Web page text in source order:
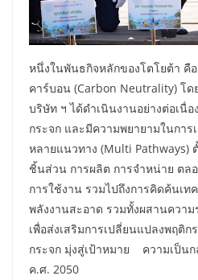
หนึ่งในพันธกิจหลักของโตโยต้า คื
คาร์บอน (Carbon Neutrality) โด
บริษัท ฯ ได้ดำเนินงานอย่างต่อเนื่
กระจก และมีความพยายามในกา
หลายแนวทาง (Multi Pathways)
ชิ้นส่วน การผลิต การจำหน่าย ตล
การใช้งาน รวมไปถึงการคิดค้นเ
พลังงานสะอาด รวมทั้งผสานควา
เพื่อส่งเสริมการเปลี่ยนแปลงพฤติ
กระจก มุ่งสู่เป้าหมาย ความเป็น
ค.ศ. 2050